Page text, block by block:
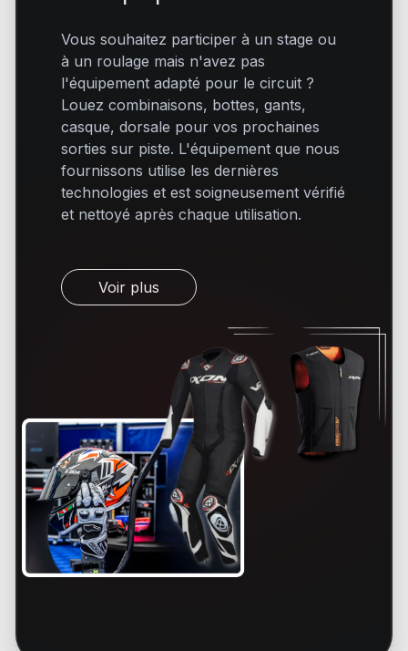
Vous souhaitez participer à un stage ou
à un roulage mais n'avez pas
l'équipement adapté pour le circuit ?
Louez combinaisons, bottes, gants,
casque, dorsale pour vos prochaines
sorties sur piste. L'équipement que nous
fournissons utilise les dernières
technologies et est soigneusement vérifié
et nettoyé après chaque utilisation.
Voir plus